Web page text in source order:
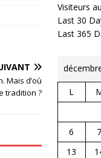
Mais d’où
tradition ?
Visiteurs
Last 30
Last 365
L
6
7
13